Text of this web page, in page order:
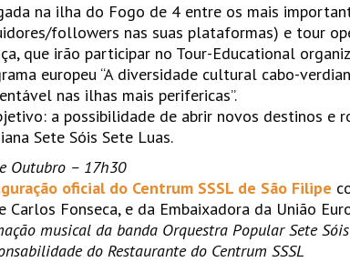
na ilha do Fogo de 4 entre os mais
followers nas suas plataformas) e tour
que irão participar no Tour-Educational
europeu “A diversidade cultural cabo-
nas ilhas mais perifericas”.
a possibilidade de abrir novos destinos e
Sete Sóis Sete Luas.
Outubro – 17h30
oficial do Centrum SSSL de São Filipe
Carlos Fonseca, e da Embaixadora da União
musical da banda Orquestra Popular Sete
do Restaurante do Centrum SSSL